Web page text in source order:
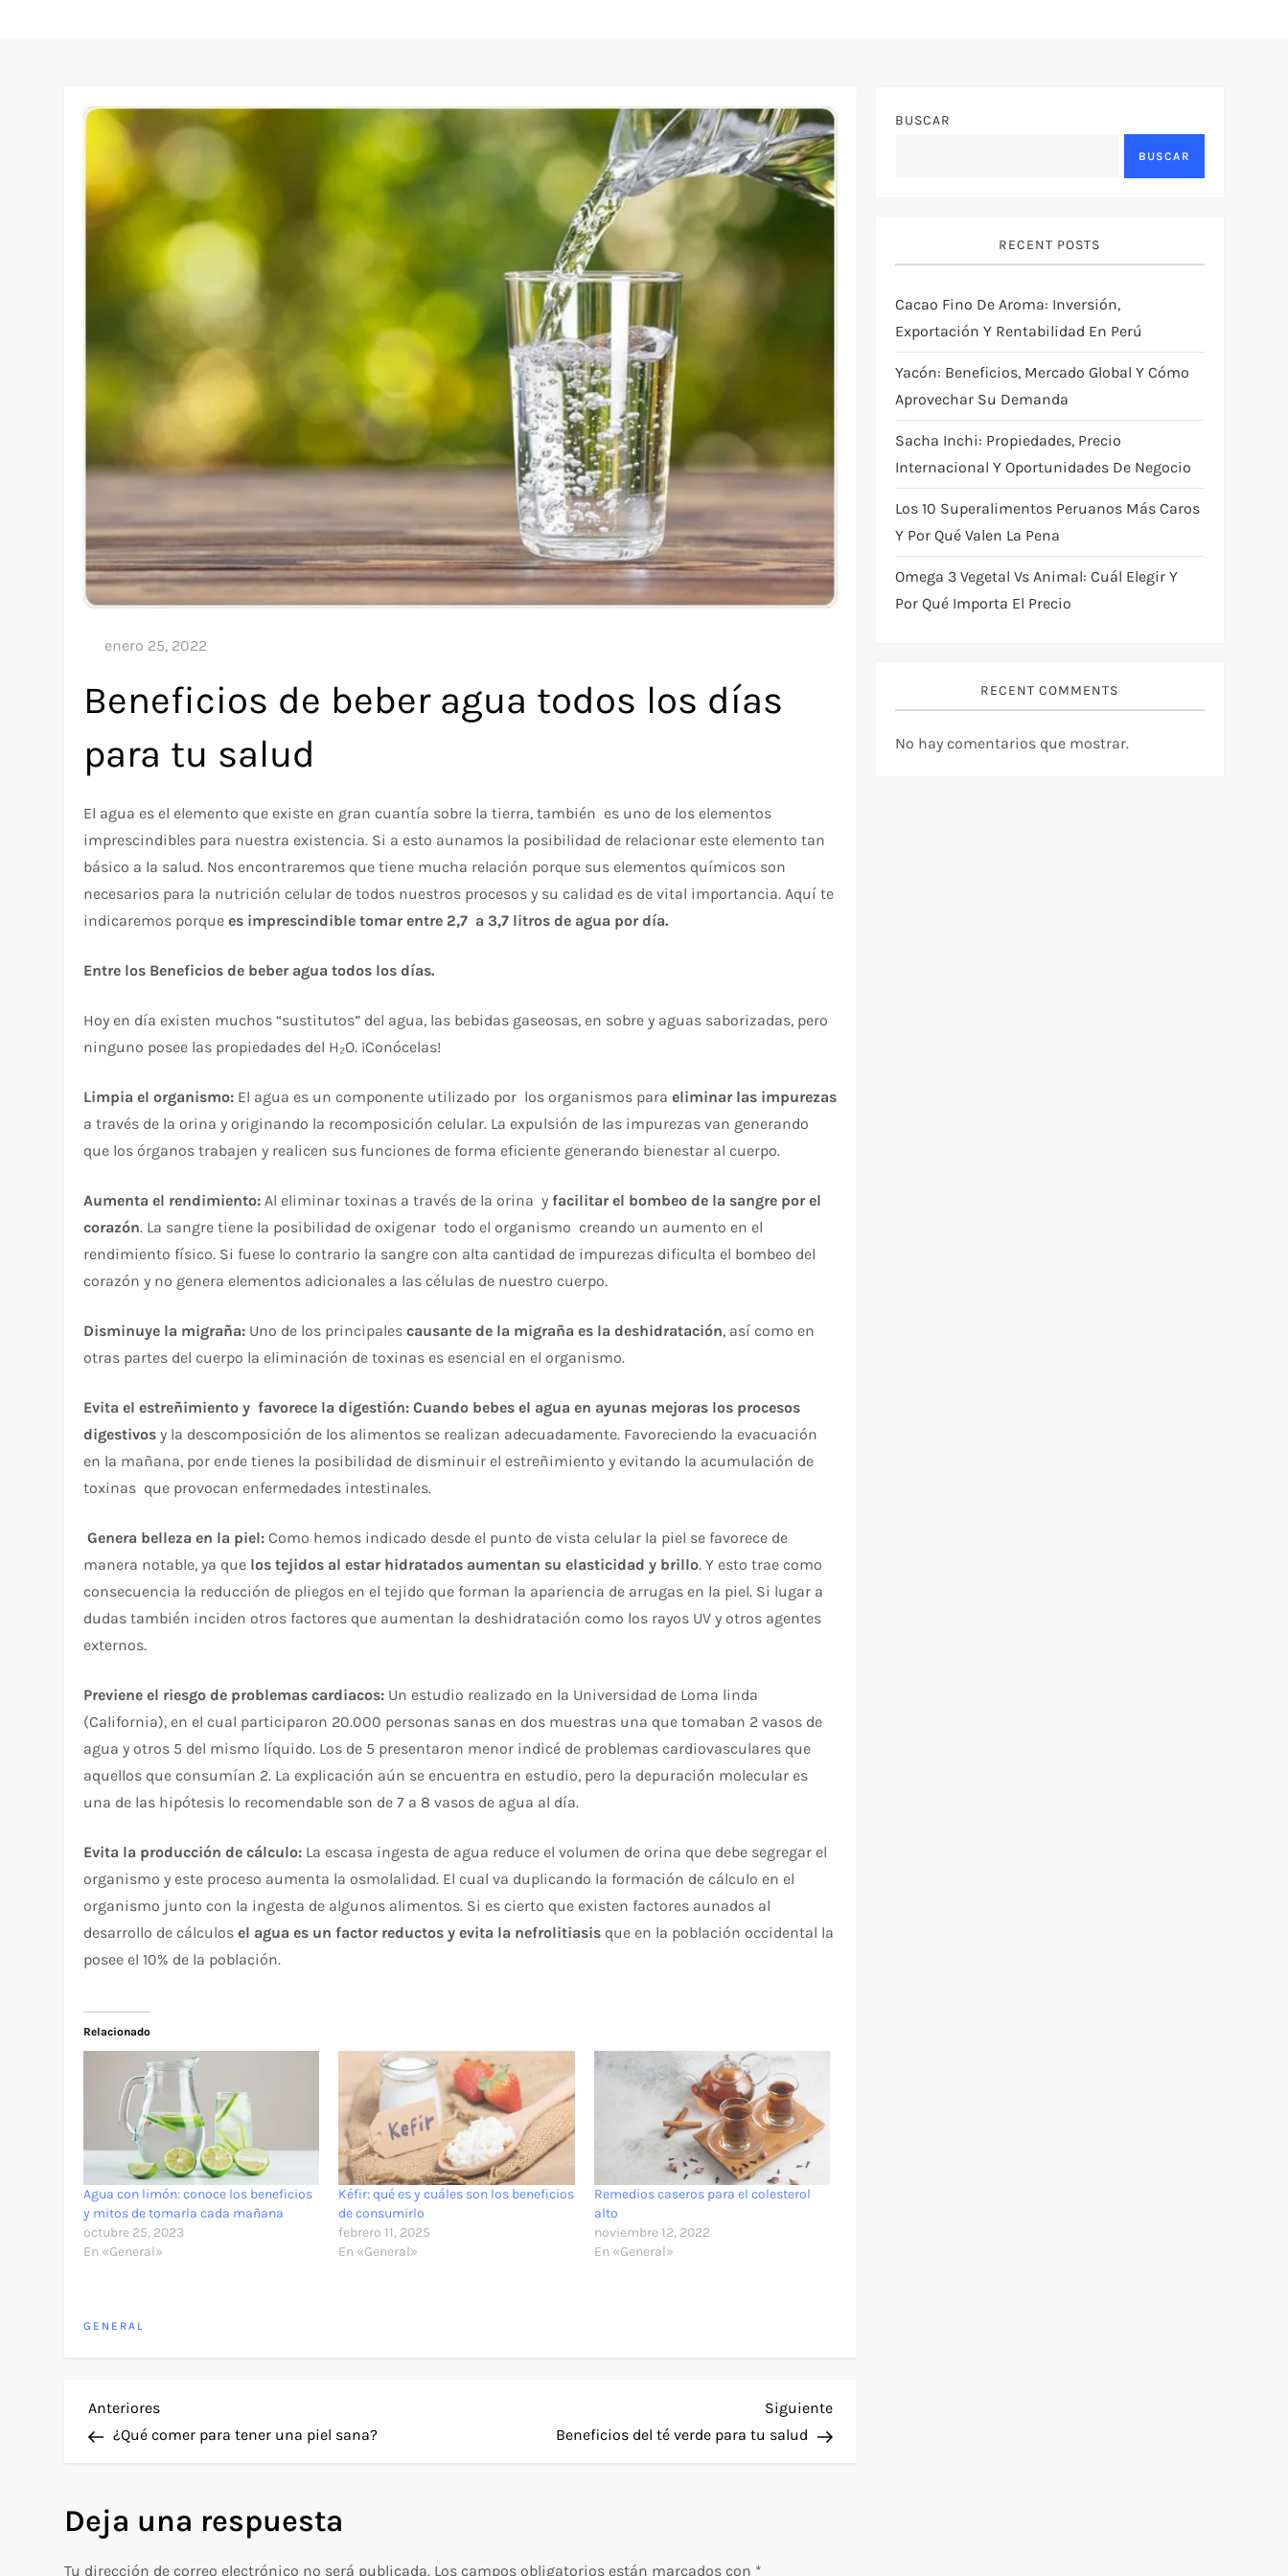
Beneficios de beber agua todos los días
para tu salud
El agua es el elemento que existe en gran cuantía sobre la tierra, también es uno de los elementos
imprescindibles para nuestra existencia. Si a esto aunamos la posibilidad de relacionar este elemento tan
básico a la salud. Nos encontraremos que tiene mucha relación porque sus elementos químicos son
necesarios para la nutrición celular de todos nuestros procesos y su calidad es de vital importancia. Aquí te
indicaremos porquees imprescindible tomar entre 2,7 a 3,7 litros de agua por día.
Entre los Beneficios de beber agua todos los días.
Hoy en día existen muchos “sustitutos” del agua, las bebidas gaseosas, en sobre y aguas saborizadas, pero
ninguno posee las propiedades del H₂O. ¡Conócelas!
Limpia el organismo: El agua es un componente utilizado por los organismos paraeliminar las impurezas
a través de la orina y originando la recomposición celular. La expulsión de las impurezas van generando
que los órganos trabajen y realicen sus funciones de forma eficiente generando bienestar al cuerpo.
Aumenta el rendimiento: Al eliminar toxinas a través de la orina yfacilitar el bombeo de la sangre por el
corazón. La sangre tiene la posibilidad de oxigenar todo el organismo creando un aumento en el
rendimiento físico. Si fuese lo contrario la sangre con alta cantidad de impurezas dificulta el bombeo del
corazón y no genera elementos adicionales a las células de nuestro cuerpo.
Disminuye la migraña: Uno de los principalescausante de la migraña es la deshidratación, así como en
otras partes del cuerpo la eliminación de toxinas es esencial en el organismo.
Evita el estreñimiento y favorece la digestión: Cuando bebes el agua en ayunas mejoras los procesos
digestivos y la descomposición de los alimentos se realizan adecuadamente. Favoreciendo la evacuación
en la mañana, por ende tienes la posibilidad de disminuir el estreñimiento y evitando la acumulación de
toxinas que provocan enfermedades intestinales.
Genera belleza en la piel: Como hemos indicado desde el punto de vista celular la piel se favorece de
manera notable, ya que los tejidos al estar hidratados aumentan su elasticidad y brillo. Y esto trae como
consecuencia la reducción de pliegos en el tejido que forman la apariencia de arrugas en la piel. Si lugar a
dudas también inciden otros factores que aumentan la deshidratación como los rayos UV y otros agentes
externos.
Previene el riesgo de problemas cardiacos: Un estudio realizado en la Universidad de Loma linda
(California), en el cual participaron 20.000 personas sanas en dos muestras una que tomaban 2 vasos de
agua y otros 5 del mismo líquido. Los de 5 presentaron menor indicé de problemas cardiovasculares que
aquellos que consumían 2. La explicación aún se encuentra en estudio, pero la depuración molecular es
una de las hipótesis lo recomendable son de 7 a 8 vasos de agua al día.
Evita la producción de cálculo: La escasa ingesta de agua reduce el volumen de orina que debe segregar el
organismo y este proceso aumenta la osmolalidad. El cual va duplicando la formación de cálculo en el
organismo junto con la ingesta de algunos alimentos. Si es cierto que existen factores aunados al
desarrollo de cálculosel agua es un factor reductos y evita la nefrolitiasis que en la población occidental la
posee el 10% de la población.
Relacionado
Agua con limón: conoce los beneficios
y mitos de tomarla cada mañana
octubre 25, 2023
En «General»
Kéfir: qué es y cuáles son los beneficios
de consumirlo
febrero 11, 2025
En «General»
Remedios caseros para el colesterol
alto
noviembre 12, 2022
En «General»
GENERAL
N
v
e
Entrada
anterior
Anteriores
¿Qué comer para tener una piel sana?
Siguiente
entrada
Siguiente
Beneficios del té verde para tu salud
Deja una respuesta
Tu dirección de correo electrónico no será publicada. Los campos obligatorios están marcados con *
BUSCAR
BUSCAR
RECENT POSTS
Cacao Fino De Aroma: Inversión,
Exportación Y Rentabilidad En Perú
Yacón: Beneficios, Mercado Global Y Cómo
Aprovechar Su Demanda
Sacha Inchi: Propiedades, Precio
Internacional Y Oportunidades De Negocio
Los 10 Superalimentos Peruanos Más Caros
Y Por Qué Valen La Pena
Omega 3 Vegetal Vs Animal: Cuál Elegir Y
Por Qué Importa El Precio
RECENT COMMENTS
No hay comentarios que mostrar.